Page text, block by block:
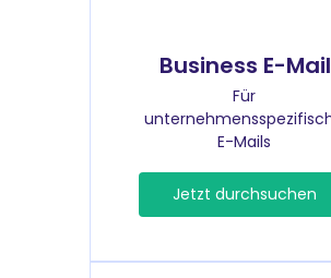
Business E-Mail
Für
E-Mails
Jetzt durchsuchen